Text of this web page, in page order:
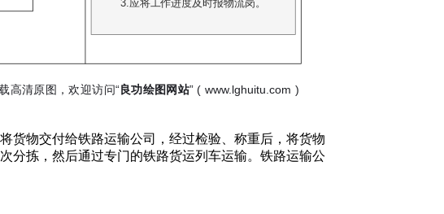
货物交付给铁路运输公司，经过检验、称重后，将货物
分拣，然后通过专门的铁路货运列车运输。铁路运输公